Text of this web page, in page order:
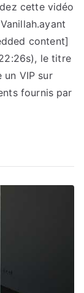
cette vidéo
content]
le titre
un VIP sur
fournis par